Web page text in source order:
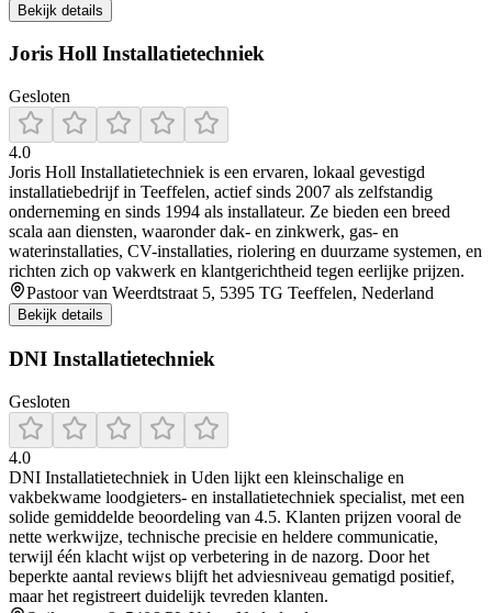
Bekijk details
Joris Holl Installatietechniek
Gesloten
4.0
Joris Holl Installatietechniek is een ervaren, lokaal gevestigd
installatiebedrijf in Teeffelen, actief sinds 2007 als zelfstandig
onderneming en sinds 1994 als installateur. Ze bieden een breed
scala aan diensten, waaronder dak- en zinkwerk, gas- en
waterinstallaties, CV-installaties, riolering en duurzame systemen, en
richten zich op vakwerk en klantgerichtheid tegen eerlijke prijzen.
Pastoor van Weerdtstraat 5, 5395 TG Teeffelen, Nederland
Bekijk details
DNI Installatietechniek
Gesloten
4.0
DNI Installatietechniek in Uden lijkt een kleinschalige en
vakbekwame loodgieters- en installatietechniek specialist, met een
solide gemiddelde beoordeling van 4.5. Klanten prijzen vooral de
nette werkwijze, technische precisie en heldere communicatie,
terwijl één klacht wijst op verbetering in de nazorg. Door het
beperkte aantal reviews blijft het adviesniveau gematigd positief,
maar het registreert duidelijk tevreden klanten.